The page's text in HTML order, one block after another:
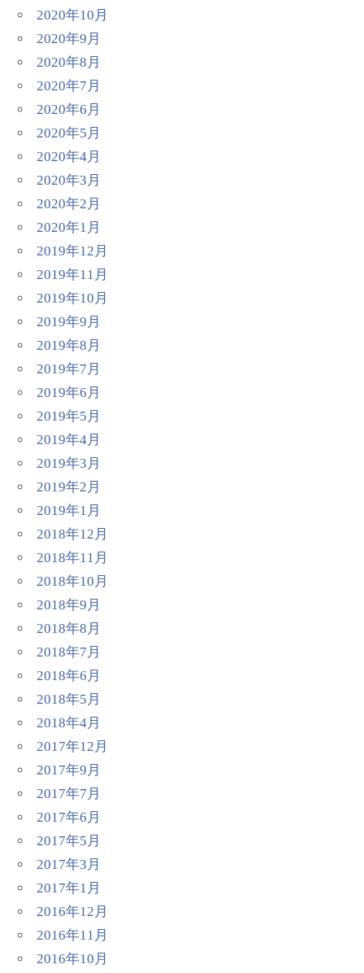
2020年10月
2020年9月
2020年8月
2020年7月
2020年6月
2020年5月
2020年4月
2020年3月
2020年2月
2020年1月
2019年12月
2019年11月
2019年10月
2019年9月
2019年8月
2019年7月
2019年6月
2019年5月
2019年4月
2019年3月
2019年2月
2019年1月
2018年12月
2018年11月
2018年10月
2018年9月
2018年8月
2018年7月
2018年6月
2018年5月
2018年4月
2017年12月
2017年9月
2017年7月
2017年6月
2017年5月
2017年3月
2017年1月
2016年12月
2016年11月
2016年10月